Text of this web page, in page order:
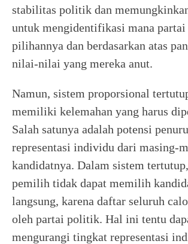
stabilitas politik dan
untuk mengidentifikasi mana
pilihannya dan berdasarkan atas
nilai-nilai yang mereka anut.
Namun, sistem proporsional
memiliki kelemahan yang harus
Salah satunya adalah potensi
representasi individu dari masing-
kandidatnya. Dalam sistem
pemilih tidak dapat memilih
langsung, karena daftar seluruh
oleh partai politik. Hal ini tentu
mengurangi tingkat representasi